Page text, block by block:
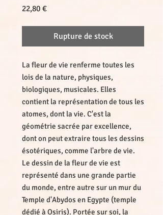
22,80 €Prix
Rupture de stock
La fleur de vie renferme toutes les
lois de la nature, physiques,
biologiques, musicales. Elles
contient la représentation de tous les
atomes, dont la vie. C'est la
géométrie sacrée par excellence,
dont on peut extraire tous les dessins
ésotériques, comme l'arbre de vie.
Le dessin de la fleur de vie est
représenté dans une grande partie
du monde, entre autre sur un mur du
Temple d'Abydos en Egypte (temple
dédié à Osiris). Portée sur soi, la